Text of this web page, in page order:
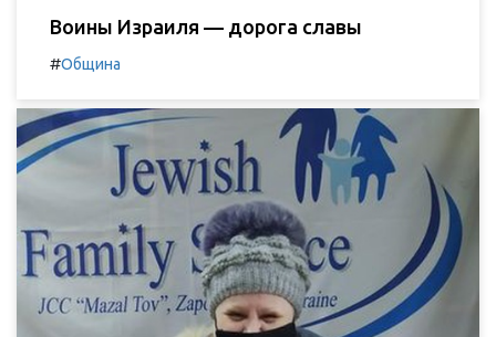
Воины Израиля — дорога славы
#Община